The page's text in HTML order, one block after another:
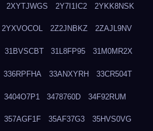
2XYTJWGS 2Y7I1IC2 2YKK8NSK
2YXVOCOL 2Z2JNBKZ 2ZAJL9NV
31BVSCBT 31L8FP95 31M0MR2X
336RPFHA 33ANXYRH 33CR504T
3404O7P1 3478760D 34F92RUM
357AGF1F 35AF37G3 35HVS0VG